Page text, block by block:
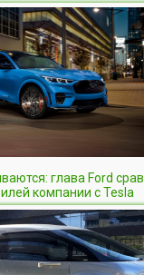
глава Ford
компании c Tesla